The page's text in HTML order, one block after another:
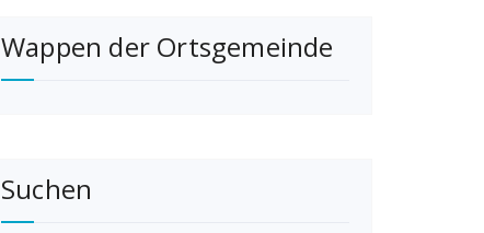
Wappen der Ortsgemeinde
Suchen